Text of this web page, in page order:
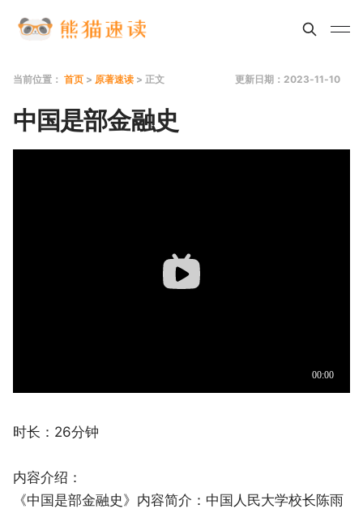
当前位置： 首页 > 原著速读 > 正文 更新日期：2023-11-10
中国是部金融史
时长：26分钟
内容介绍：
《中国是部金融史》内容简介：中国人民大学校长陈雨